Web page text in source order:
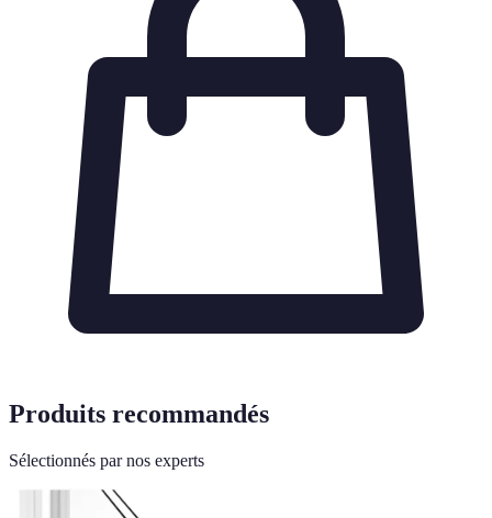
Produits recommandés
Sélectionnés par nos experts